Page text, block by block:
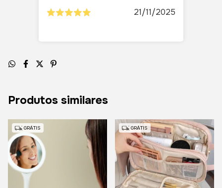
21/11/2025
Produtos similares
GRÁTIS GRÁTIS